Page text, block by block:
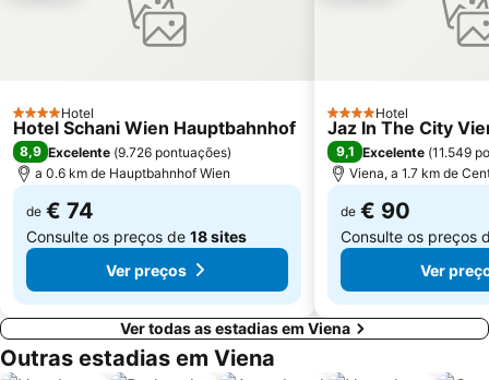
Reed Messe Wien
MQ Museumsquartier
Wiener U-Bahn
Gasometer
4 Estrelas
Hotel
Hotel Schani Wien Hauptbahnhof
8,9 Excelente (9.726 pontuações)
a 0.6 km de Hauptbahnhof Wien
de € 74
Consulte os preços de 18 sites
Ver preços
4 Estrelas
Hotel
Jaz In The City
9,1 Excelente (11.549
Viena, a 1.7 km de
de € 90
Consulte os preços
Ver
Ver todas as estadias em Viena
Outras estadias em Viena